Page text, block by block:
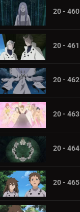
20 - 460
20 - 461
20 - 462
20 - 463
20 - 464
20 - 465